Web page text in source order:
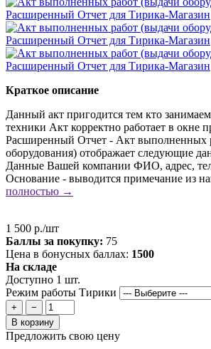
Краткое описание
Данный акт пригодится тем кто
техники Акт корректно работает в окне
Расширенный Отчет - Акт выполненных
оборудования) отображает
Данные Вашей компании ФИО, адрес,
Основание - выводится примечание из
полностью →
1 500 р./шт
Баллы за покупку: 75
Цена в бонусных баллах: 1500
На складе
Доступно 1 шт.
Режим работы Тирики
+
−
В корзину
Предложить свою цену